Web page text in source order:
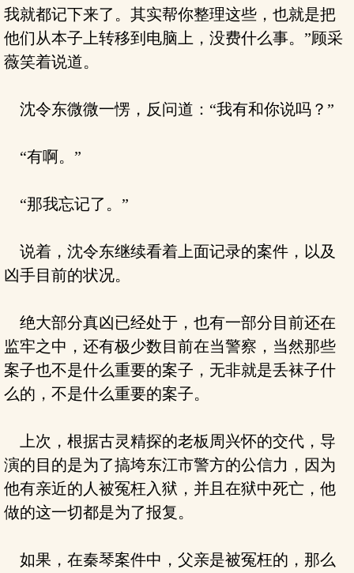
我就都记下来了。其实帮你整理这些，也就是把
他们从本子上转移到电脑上，没费什么事。”顾采
薇笑着说道。
沈令东微微一愣，反问道：“我有和你说吗？”
“有啊。”
“那我忘记了。”
说着，沈令东继续看着上面记录的案件，以及
凶手目前的状况。
绝大部分真凶已经处于，也有一部分目前还在
监牢之中，还有极少数目前在当警察，当然那些
案子也不是什么重要的案子，无非就是丢袜子什
么的，不是什么重要的案子。
上次，根据古灵精探的老板周兴怀的交代，导
演的目的是为了搞垮东江市警方的公信力，因为
他有亲近的人被冤枉入狱，并且在狱中死亡，他
做的这一切都是为了报复。
如果，在秦琴案件中，父亲是被冤枉的，那么